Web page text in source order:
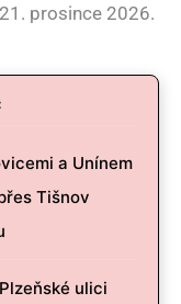
prosince 2026.
a Unínem
Tišnov
ulici